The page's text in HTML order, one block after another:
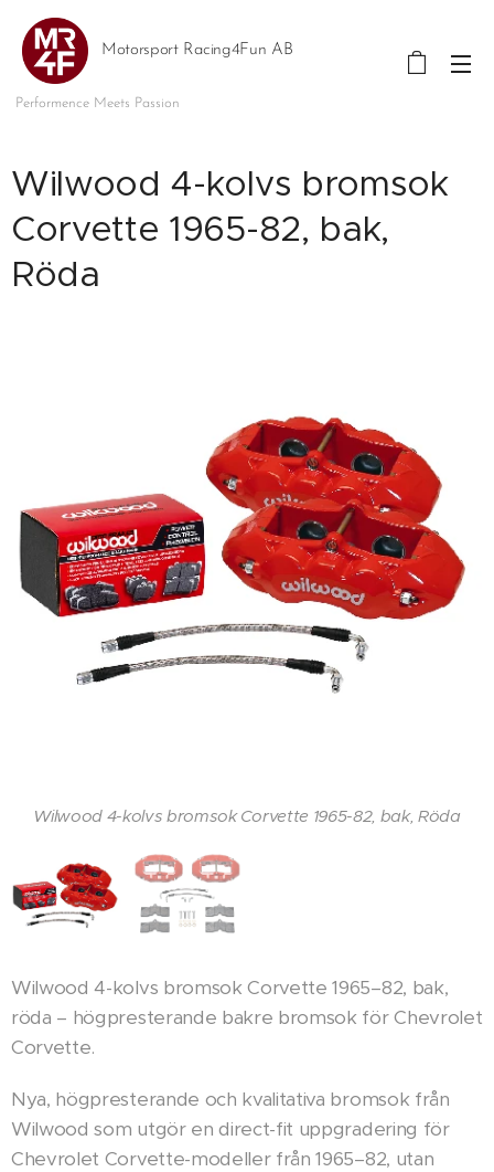
Motorsport Racing4Fun AB
Performence Meets Passion
Wilwood 4-kolvs bromsok
Corvette 1965-82, bak,
Röda
Wilwood 4-kolvs bromsok Corvette 1965-82, bak, Röda
Wilwood 4-kolvs bromsok Corvette 1965-82, bak, Röda
Wilwood 4-kolvs bromsok Corvette 1965–82, bak,
röda – högpresterande bakre bromsok för Chevrolet
Corvette.
Nya, högpresterande och kvalitativa bromsok från
Wilwood som utgör en direct-fit uppgradering för
Chevrolet Corvette-modeller från 1965–82, utan